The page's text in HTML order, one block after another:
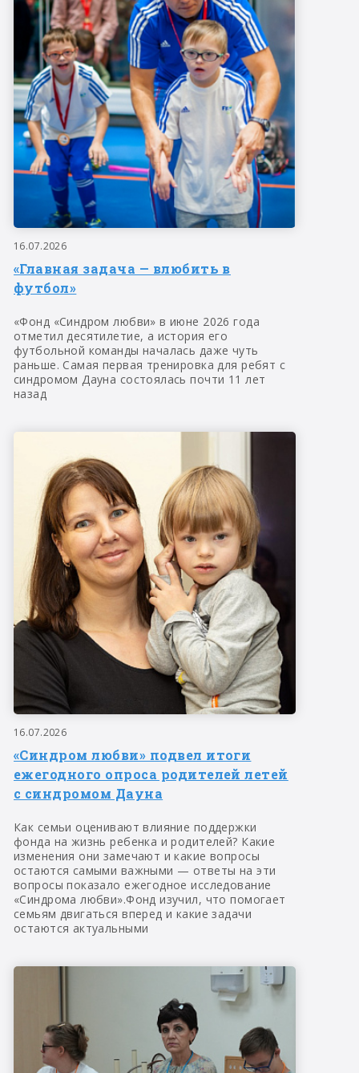
16.07.2026
«Главная задача — влюбить в
футбол»
«Фонд «Синдром любви» в июне 2026 года
отметил десятилетие, а история его
футбольной команды началась даже чуть
раньше. Самая первая тренировка для ребят с
синдромом Дауна состоялась почти 11 лет
назад
16.07.2026
«Синдром любви» подвел итоги
ежегодного опроса родителей летей
с синдромом Дауна
Как семьи оценивают влияние поддержки
фонда на жизнь ребенка и родителей? Какие
изменения они замечают и какие вопросы
остаются самыми важными — ответы на эти
вопросы показало ежегодное исследование
«Синдрома любви».Фонд изучил, что помогает
семьям двигаться вперед и какие задачи
остаются актуальными